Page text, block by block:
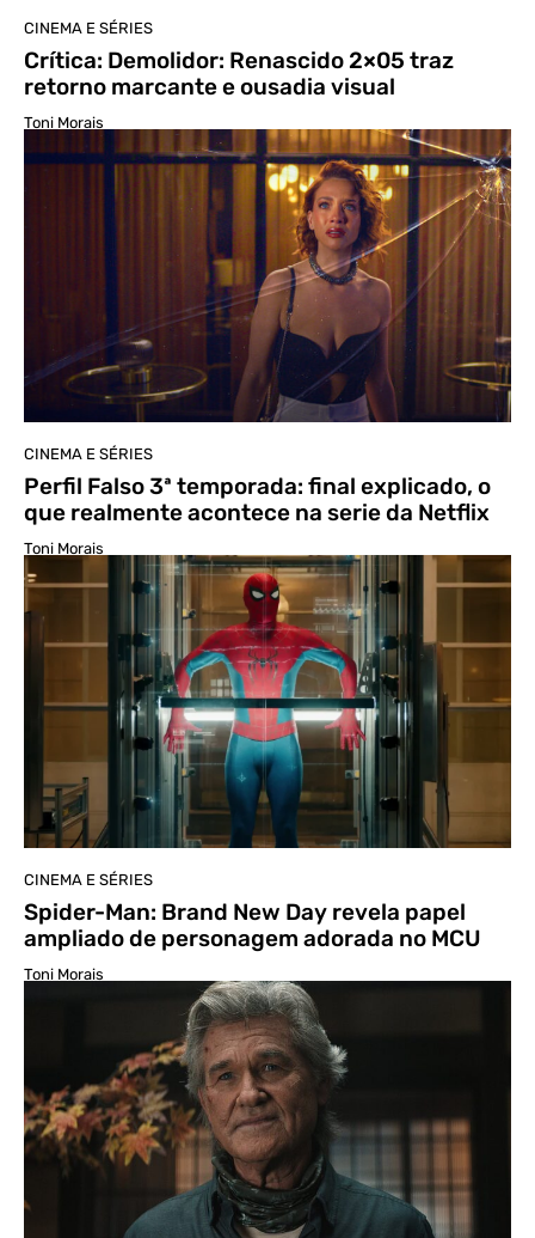
CINEMA E SÉRIES
Crítica: Demolidor: Renascido 2×05 traz
retorno marcante e ousadia visual
Toni Morais
CINEMA E SÉRIES
Perfil Falso 3ª temporada: final explicado, o
que realmente acontece na serie da Netflix
Toni Morais
CINEMA E SÉRIES
Spider-Man: Brand New Day revela papel
ampliado de personagem adorada no MCU
Toni Morais